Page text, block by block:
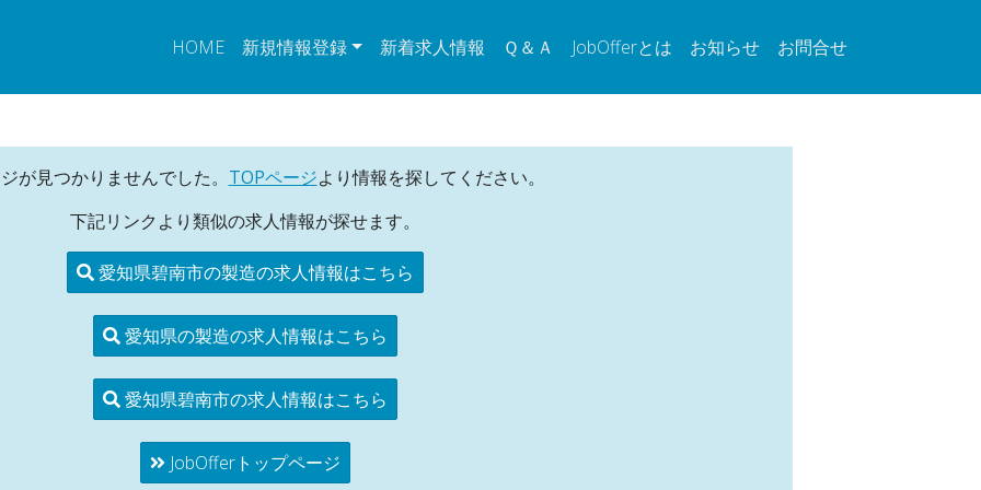
HOME 新規情報登録 新着求人情報 Ｑ＆Ａ JobOfferとは お知らせ お問合せ
が見つかりませんでした。 TOPページより情報を探してください。
下記リンクより類似の求人情報が探せます。
愛知県碧南市の製造の求人情報はこちら
愛知県の製造の求人情報はこちら
愛知県碧南市の求人情報はこちら
JobOfferトップページ